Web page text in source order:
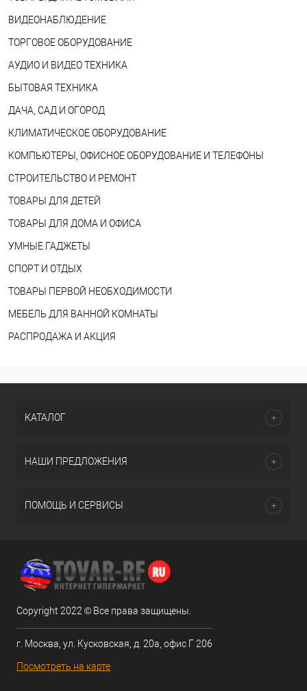
ВИДЕОНАБЛЮДЕНИЕ
ТОРГОВОЕ ОБОРУДОВАНИЕ
АУДИО И ВИДЕО ТЕХНИКА
БЫТОВАЯ ТЕХНИКА
ДАЧА, САД И ОГОРОД
КЛИМАТИЧЕСКОЕ ОБОРУДОВАНИЕ
КОМПЬЮТЕРЫ, ОФИСНОЕ ОБОРУДОВАНИЕ И ТЕЛЕФОНЫ
СТРОИТЕЛЬСТВО И РЕМОНТ
ТОВАРЫ ДЛЯ ДЕТЕЙ
ТОВАРЫ ДЛЯ ДОМА И ОФИСА
УМНЫЕ ГАДЖЕТЫ
СПОРТ И ОТДЫХ
ТОВАРЫ ПЕРВОЙ НЕОБХОДИМОСТИ
МЕБЕЛЬ ДЛЯ ВАННОЙ КОМНАТЫ
РАСПРОДАЖА И АКЦИЯ
КАТАЛОГ
НАШИ ПРЕДЛОЖЕНИЯ
ПОМОЩЬ И СЕРВИСЫ
Copyright 2022 © Все права защищены.
г. Москва, ул. Кусковская, д. 20а, офис Г 206
Посмотреть на карте